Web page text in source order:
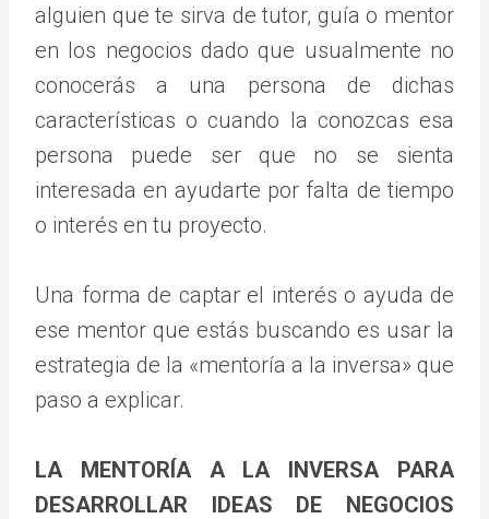
alguien que te sirva de tutor, guía o mentor
en los negocios dado que usualmente no
conocerás a una persona de dichas
características o cuando la conozcas esa
persona puede ser que no se sienta
interesada en ayudarte por falta de tiempo
o interés en tu proyecto.
Una forma de captar el interés o ayuda de
ese mentor que estás buscando es usar la
estrategia de la «mentoría a la inversa» que
paso a explicar.
LA MENTORÍA A LA INVERSA PARA
DESARROLLAR IDEAS DE NEGOCIOS